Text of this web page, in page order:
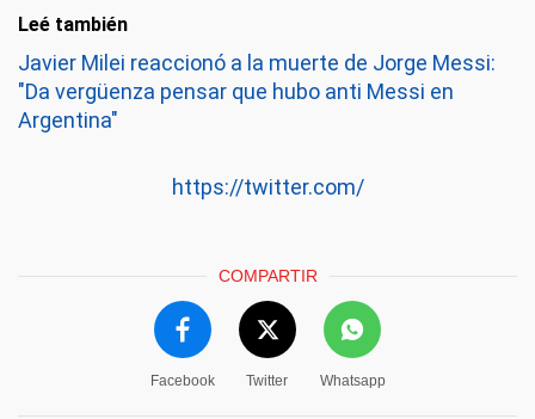
Leé también
Javier Milei reaccionó a la muerte de Jorge Messi:
"Da vergüenza pensar que hubo anti Messi en
Argentina"
https://twitter.com/
COMPARTIR
Facebook Twitter Whatsapp